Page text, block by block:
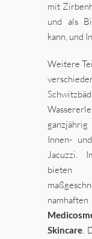
mit
und als
kann, und
Weitere
Innen-
Jacuzzi.
bieten
Skincare.